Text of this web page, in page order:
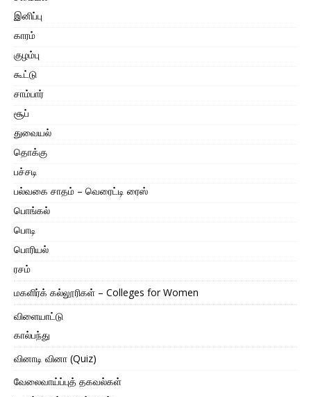
இனிப்பு
காரம்
குழம்பு
கூட்டு
சாம்பார்
சூப்
துவையல்
தொக்கு
பச்சடி
பல்வகை சாதம் – வெரைட்டி ரைஸ்
பொங்கல்
பொடி
பொரியல்
ரசம்
மகளிர்க் கல்லூரிகள் – Colleges for Women
விளையாட்டு
கால்பந்து
வினாடி வினா (Quiz)
வேலைவாய்ப்புத் தகவல்கள்